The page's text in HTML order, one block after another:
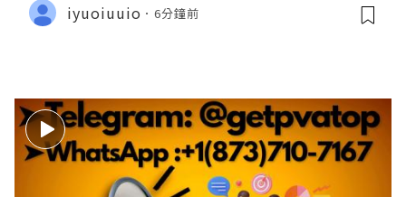
iyuoiuuio 6分鐘前